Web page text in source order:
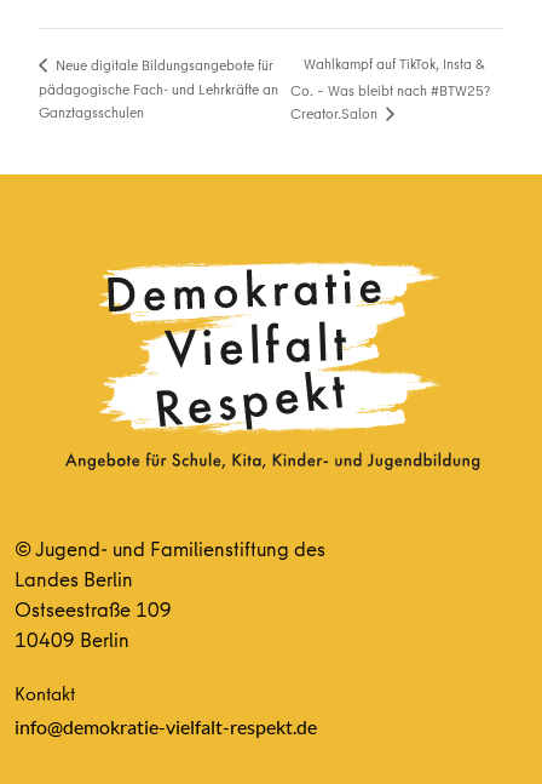
Neue digitale Bildungsangebote für
pädagogische Fach- und Lehrkräfte an
Ganztagsschulen
Wahlkampf auf TikTok, Insta &
Co. – Was bleibt nach #BTW25?
Creator.Salon
© Jugend- und Familienstiftung des
Landes Berlin
Ostseestraße 109
10409 Berlin
Kontakt
info@demokratie-vielfalt-respekt.de